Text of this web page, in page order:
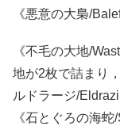
《悪意の大梟/
《不毛の大地/
地が2枚で詰まり
ルドラージ/
《石とぐろの海